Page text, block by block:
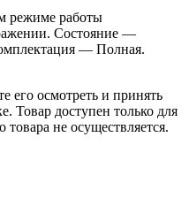
режиме работы
Состояние —
— Полная.
его осмотреть и принять
Товар доступен только для
товара не осуществляется.